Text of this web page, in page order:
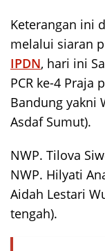
Keterangan ini
melalui siaran
IPDN, hari ini
PCR ke-4 Praja
Bandung yakni
Asdaf Sumut).
NWP. Tilova
NWP. Hilyati
Aidah Lestari
tengah).